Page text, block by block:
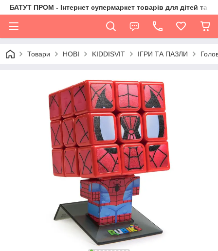
БАТУТ ПРОМ - Інтернет супермаркет товарів для дітей та їх
Товари НОВІ KIDDISVIT ІГРИ ТА ПАЗЛИ